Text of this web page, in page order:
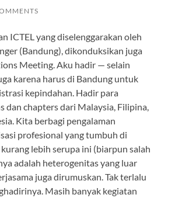
ICTEL yang diselenggarakan oleh
(Bandung), dikonduksikan juga
Meeting. Aku hadir — selain
karena harus di Bandung untuk
kepindahan. Hadir para
dan chapters dari Malaysia, Filipina,
Kita berbagi pengalaman
profesional yang tumbuh di
lebih serupa ini (biarpun salah
adalah heterogenitas yang luar
juga dirumuskan. Tak terlalu
Masih banyak kegiatan